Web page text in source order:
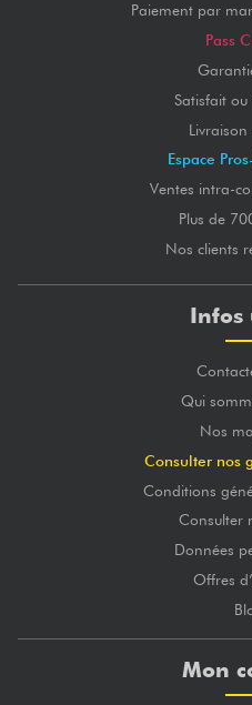
Paiement par
Pass
Satisfait
Espace
Ventes intra-
Plus de
Nos clients
Infos
Qui
Nos
Consulter nos
Conditions
Consulter
Données
Offres
Mon